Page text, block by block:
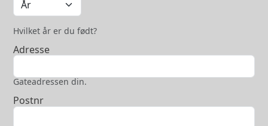
Hvilket år er du født?
Adresse
Gateadressen din.
Postnr